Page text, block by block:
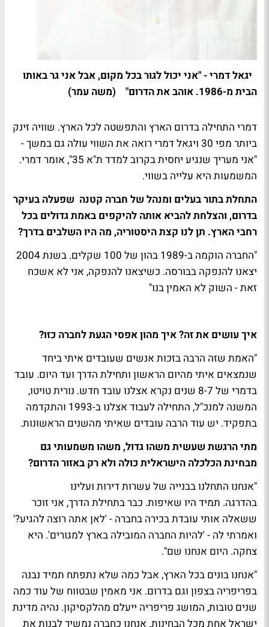
יגאל דמרי - "אני יכול לגור בכל מקום, אבל אני גר באותו
הבית מ-1986. אוהב את הדרום" (משה עמר)
דמרי התחילה בדרום הארץ והתפשטה לכל הארץ. שוויה זינק
ביותר מפי 30 ויגאל דמרי רואה את השווי עולה גם במשך -
"אני מעריך שנגיע יחסית בקרוב למדד ת"א 35", אומר דמרי.
המשמעות היא עלייה בשווי.
התחלת בתור בעלים ומנהל של חברה קטנה שפעלה בעיקר
בדרום, והצלחת להביא אותה להיקפים באמת גדולים בכל
רחבי הארץ. תן לנו קצת היסטוריה, מה היו השלבים בדרך?
"החברה הוקמה ב-1989 בהון של 100 שקלים. בשנת 2004
יצאנו להנפקה בבורסה. כשיצאנו להנפקה, אני לא אשכח
זאת - השוק לא האמין בנו"
איך עושים את זה? איך מהון אפסי הגעת לחברה כזו?
"האמת שזה הרבה בזכות אנשים שעובדים איתי ביחד
שנמצאים איתי מהיום הראשון ותחילת הדרך ועד היום. עובד
בדמרי של 8-7 שנים נקרא אצלנו עובד חדש. נורית טויטו,
המשנה למנכ"ל, התחילה לעבוד אצלנו ב-1993 והתקדמה
בתפקיד. יש עוד הרבה עובדים שאיתי מהשנים הראשונות.
מתי הרגשת שעשית משהו גדול, משהו משמעותי גם
מבחינת הכלכלה הישראלית כולה ולא רק באזור הדרום?
"אנחנו התחלנו בבנייה של עשרות דירות ועלינו
בהדרגה. תמיד היו שאיפות. כבר בתחילת הדרך, אני זוכר
ששאלה אותי עובדת בכירה בחברה - 'לאן אתה רוצה להגיע?'
ואמרתי לה - 'להיות החברה המובילה בארץ למגורים'. היא
צחקה. היום אנחנו שם".
"אנחנו בונים בכל הארץ, אבל כמה שלא נתפתח תמיד נבנה
בפריפריה בצפון וגם בדרום. אני מאמין שבטווח של עוד כמה
שנים טובות, המושג פריפריה ייעלם מהלקסיקון. נהיה מדינת
ישראל אחת מכל הבחינות. אנחנו כחברה נמשיך לבנות את